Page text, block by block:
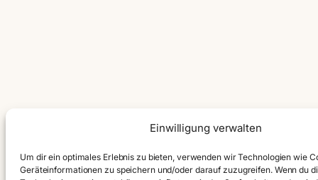
Einwilligung verwalten
Um dir ein optimales Erlebnis zu bieten, verwenden wir Technologien wie
Geräteinformationen zu speichern und/oder darauf zuzugreifen. Wenn du